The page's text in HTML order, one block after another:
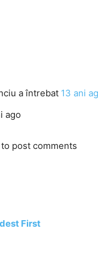
a întrebat 13 ani
ago
to post comments
First